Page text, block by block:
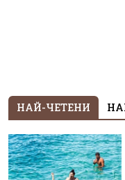
НАЙ-ЧЕТЕНИ